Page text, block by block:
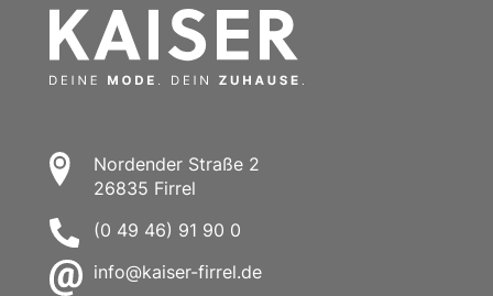
Nordender Straße 2
26835 Firrel
(0 49 46) 91 90 0
info@kaiser-firrel.de